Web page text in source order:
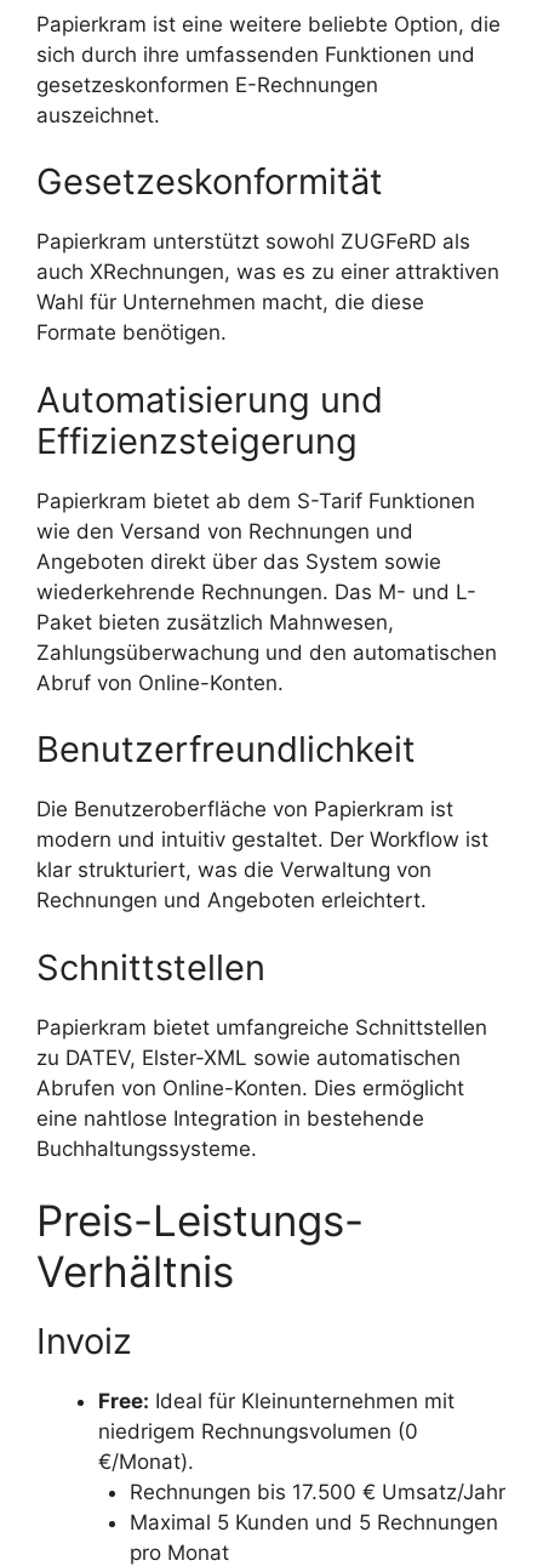
Papierkram ist eine weitere beliebte Option, die
sich durch ihre umfassenden Funktionen und
gesetzeskonformen E-Rechnungen
auszeichnet.
Gesetzeskonformität
Papierkram unterstützt sowohl ZUGFeRD als
auch XRechnungen, was es zu einer attraktiven
Wahl für Unternehmen macht, die diese
Formate benötigen.
Automatisierung und
Effizienzsteigerung
Papierkram bietet ab dem S-Tarif Funktionen
wie den Versand von Rechnungen und
Angeboten direkt über das System sowie
wiederkehrende Rechnungen. Das M- und L-
Paket bieten zusätzlich Mahnwesen,
Zahlungsüberwachung und den automatischen
Abruf von Online-Konten.
Benutzerfreundlichkeit
Die Benutzeroberfläche von Papierkram ist
modern und intuitiv gestaltet. Der Workflow ist
klar strukturiert, was die Verwaltung von
Rechnungen und Angeboten erleichtert.
Schnittstellen
Papierkram bietet umfangreiche Schnittstellen
zu DATEV, Elster-XML sowie automatischen
Abrufen von Online-Konten. Dies ermöglicht
eine nahtlose Integration in bestehende
Buchhaltungssysteme.
Preis-Leistungs-
Verhältnis
Invoiz
Free: Ideal für Kleinunternehmen mit
niedrigem Rechnungsvolumen (0
€/Monat).
Rechnungen bis 17.500 € Umsatz/Jahr
Maximal 5 Kunden und 5 Rechnungen
pro Monat